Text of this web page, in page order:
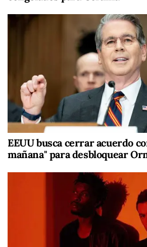
EEUU busca cerrar acuerdo
mañana" para desbloquear